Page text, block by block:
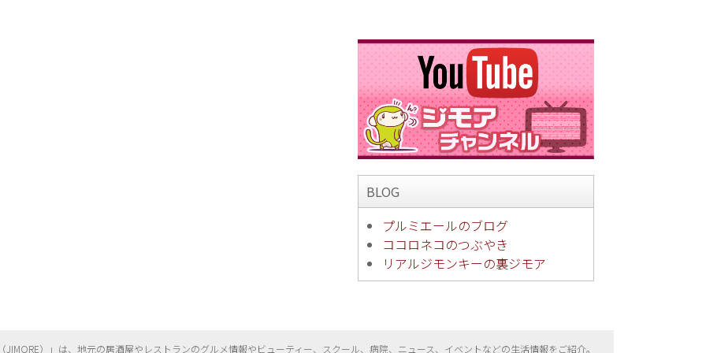
BLOG
プルミエールのブログ
ココロネコのつぶやき
リアルジモンキーの裏ジモア
JIMORE）」は、地元の居酒屋やレストランのグルメ情報やビューティー、 スクール、病院、ニュース、イベントなどの生活情報をご紹介。